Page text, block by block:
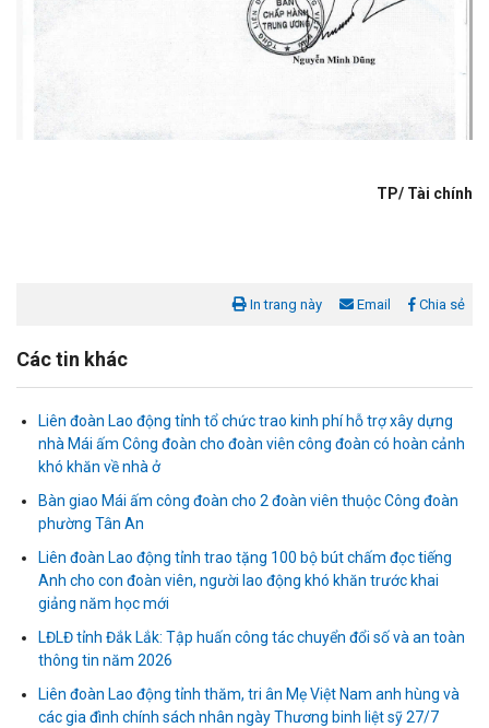
TP/ Tài chính
In trang này Email Chia sẻ
Các tin khác
Liên đoàn Lao động tỉnh tổ chức trao kinh phí hỗ trợ xây dựng
nhà Mái ấm Công đoàn cho đoàn viên công đoàn có hoàn cảnh
khó khăn về nhà ở
Bàn giao Mái ấm công đoàn cho 2 đoàn viên thuộc Công đoàn
phường Tân An
Liên đoàn Lao động tỉnh trao tặng 100 bộ bút chấm đọc tiếng
Anh cho con đoàn viên, người lao động khó khăn trước khai
giảng năm học mới
LĐLĐ tỉnh Đắk Lắk: Tập huấn công tác chuyển đổi số và an toàn
thông tin năm 2026
Liên đoàn Lao động tỉnh thăm, tri ân Mẹ Việt Nam anh hùng và
các gia đình chính sách nhân ngày Thương binh liệt sỹ 27/7
Liên đoàn Lao động tỉnh tổ chức trao kinh phí hỗ trợ xây dựng nhà
Mái ấm Công đoàn cho đoàn viên công đoàn có hoàn cảnh...
Bàn giao Mái ấm công đoàn cho 2 đoàn viên thuộc Công đoàn
phường Tân An